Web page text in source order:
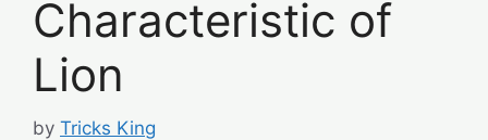
Characteristic of
Lion
by Tricks King